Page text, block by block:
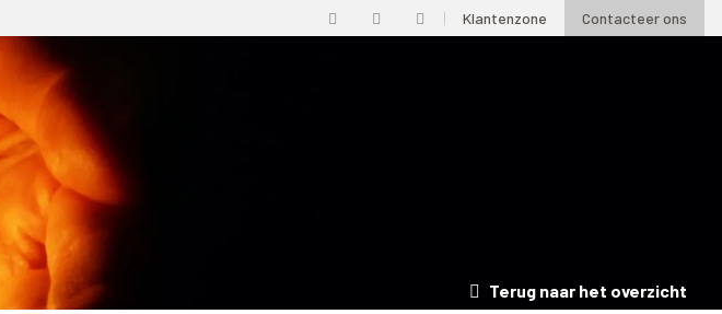
Klantenzone Contacteer ons
Terug naar het overzicht